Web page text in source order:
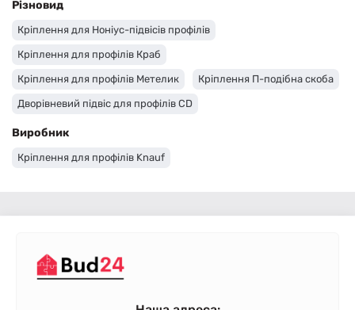
Різновид
Кріплення для Ноніус-підвісів профілів
Кріплення для профілів Краб
Кріплення для профілів Метелик Кріплення П-подібна скоба
Дворівневий підвіс для профілів CD
З'єднувач для CD-профілів
Виробник
Кріплення для профілів Knauf